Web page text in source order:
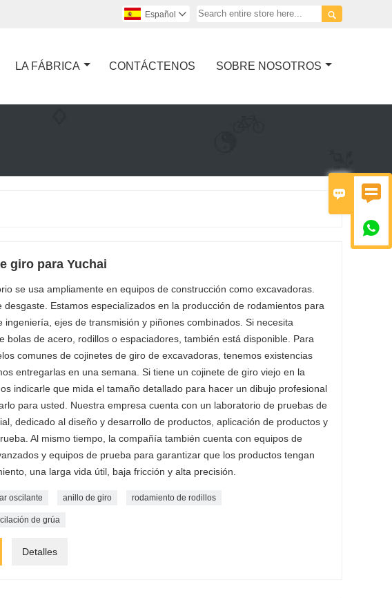
 


Español 
LA FÁBRICA CONTÁCTENOS SOBRE NOSOTROS
giro para Yuchai
se usa ampliamente en equipos de construcción como excavadoras.
desgaste. Estamos especializados en la producción de rodamientos para
ingeniería, ejes de transmisión y piñones combinados. Si necesita
bolas de acero, rodillos o espaciadores, también está disponible. Para
comunes de cojinetes de giro de excavadoras, tenemos existencias
entregarlas en una semana. Si tiene un cojinete de giro viejo en la
indicarle que mida el tamaño detallado para hacer un dibujo profesional
para usted. Nuestra empresa cuenta con un laboratorio de pruebas de
dedicado al diseño y desarrollo de productos, aplicación de productos y
Al mismo tiempo, la compañía también cuenta con equipos de
y equipos de prueba para garantizar que los productos tengan
una larga vida útil, baja fricción y alta precisión.
oscilante anillo de giro rodamiento de rodillos
de grúa
Detalles